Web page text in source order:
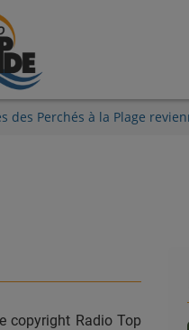
des Perchés à la
copyright Radio Top